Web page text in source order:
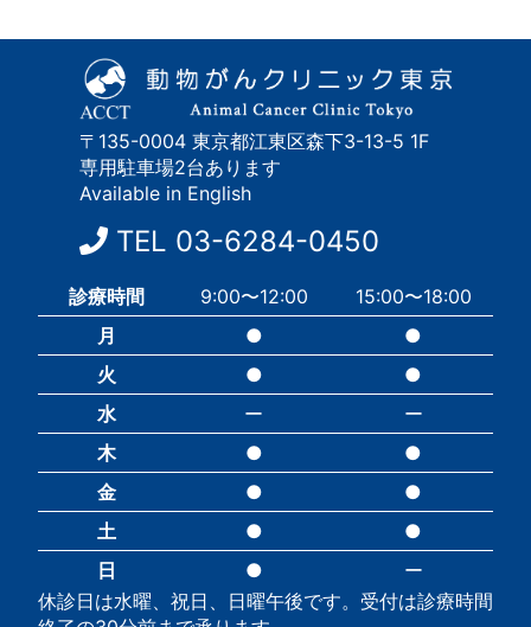
〒135-0004 東京都江東区森下3-13-5 1F
専用駐車場2台あります
Available in English
TEL 03-6284-0450
診療時間
月
火
水
木
金
土
日
9:00〜12:00
●
●
ー
●
●
●
●
15:00〜18:00
●
●
ー
●
●
●
ー
休診日は水曜、祝日、日曜午後です。受付は診療時間